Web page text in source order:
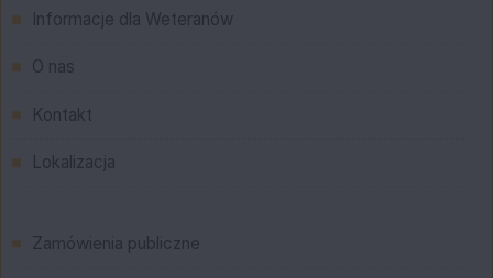
Informacje dla Weteranów
O nas
Kontakt
Lokalizacja
Menu
Zamówienia publiczne